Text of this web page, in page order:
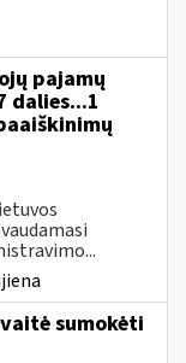
pajamų
dalies...1
sumokėti